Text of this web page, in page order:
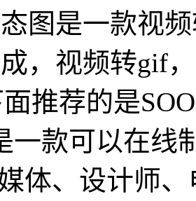
图是一款视
，视频转gif
推荐的是
一款可以在线
体、设计师